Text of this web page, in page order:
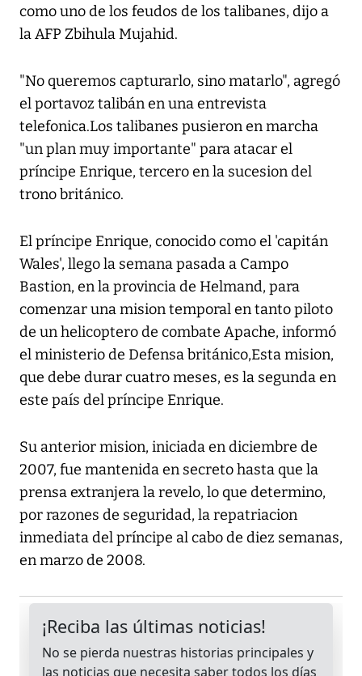
como uno de los feudos de los talibanes, dijo a
la AFP Zbihula Mujahid.
"No queremos capturarlo, sino matarlo", agregó
el portavoz talibán en una entrevista
telefonica.Los talibanes pusieron en marcha
"un plan muy importante" para atacar el
príncipe Enrique, tercero en la sucesion del
trono británico.
El príncipe Enrique, conocido como el 'capitán
Wales', llego la semana pasada a Campo
Bastion, en la provincia de Helmand, para
comenzar una mision temporal en tanto piloto
de un helicoptero de combate Apache, informó
el ministerio de Defensa británico,Esta mision,
que debe durar cuatro meses, es la segunda en
este país del príncipe Enrique.
Su anterior mision, iniciada en diciembre de
2007, fue mantenida en secreto hasta que la
prensa extranjera la revelo, lo que determino,
por razones de seguridad, la repatriacion
inmediata del príncipe al cabo de diez semanas,
en marzo de 2008.